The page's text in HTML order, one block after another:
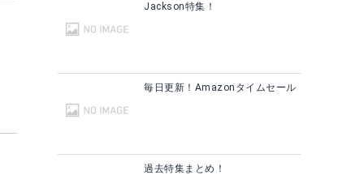
Jackson特集！
毎日更新！Amazonタイムセール
過去特集まとめ！